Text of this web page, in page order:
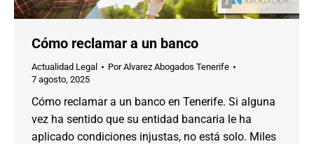
Cómo reclamar a un banco
Actualidad Legal PorAlvarez Abogados Tenerife
7 agosto, 2025
Cómo reclamar a un banco en Tenerife. Si alguna
vez ha sentido que su entidad bancaria le ha
aplicado condiciones injustas, no está solo. Miles